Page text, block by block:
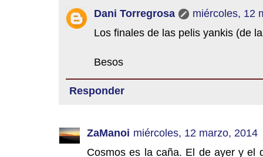
Dani Torregrosa
miércoles, 12
Los finales de las pelis yankis (de
Besos
Responder
ZaManoi miércoles, 12 marzo, 2014
Cosmos es la caña. El de ayer y el